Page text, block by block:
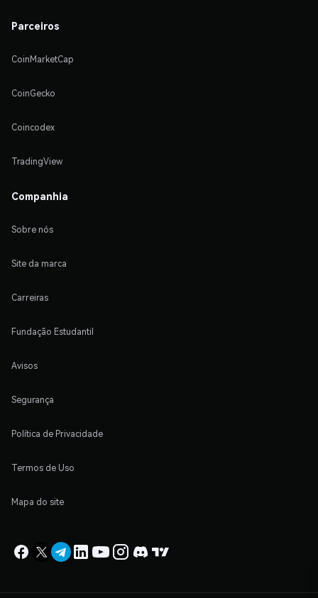
Parceiros
CoinMarketCap
CoinGecko
Coincodex
TradingView
Companhia
Sobre nós
Site da marca
Carreiras
Fundação Estudantil
Avisos
Segurança
Política de Privacidade
Termos de Uso
Mapa do site